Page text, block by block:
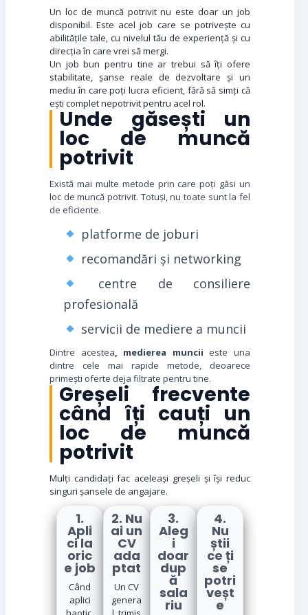
Un loc de muncă potrivit nu este doar un job
disponibil. Este acel job care se potrivește cu
abilitățile tale, cu nivelul tău de experiență și cu
direcția în care vrei să mergi.
Un job bun pentru tine ar trebui să îți ofere
stabilitate, șanse reale de dezvoltare și un
mediu în care poți lucra eficient, fără să simți că
ești complet nepotrivit pentru acel rol.
Unde găsești un
loc de muncă
potrivit
Există mai multe metode prin care poți găsi un
loc de muncă potrivit. Totuși, nu toate sunt la fel
de eficiente.
platforme de joburi
recomandări și networking
centre de consiliere
profesională
servicii de mediere a muncii
Dintre acestea, medierea munciieste una
dintre cele mai rapide metode, deoarece
primești oferte deja filtrate pentru tine.
Greșeli frecvente
când îți cauți un
loc de muncă
potrivit
Mulți candidați fac aceleași greșeli și își reduc
singuri șansele de angajare.
1.
Apli
ci la
oric
e job
Când
aplici
2. Nu
ai un
CV
ada
ptat
Un CV
genera
3.
Aleg
i
doar
dup
ă
sala
riu
4.
Nu
știi
ce ți
se
potri
veșt
e